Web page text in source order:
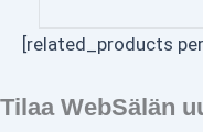
[related_products
Tilaa WebSälän